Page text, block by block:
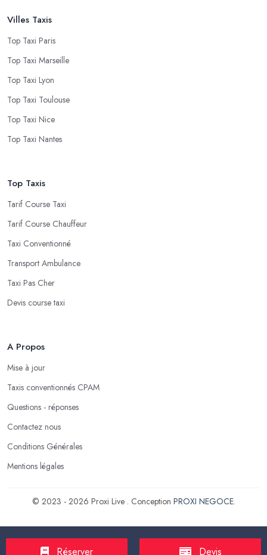
Villes Taxis
Top Taxi Paris
Top Taxi Marseille
Top Taxi Lyon
Top Taxi Toulouse
Top Taxi Nice
Top Taxi Nantes
Top Taxis
Tarif Course Taxi
Tarif Course Chauffeur
Taxi Conventionné
Transport Ambulance
Taxi Pas Cher
Devis course taxi
A Propos
Mise à jour
Taxis conventionnés CPAM
Questions - réponses
Contactez nous
Conditions Générales
Mentions légales
© 2023 - 2026 Proxi Live . Conception PROXI NEGOCE.
Réserver Devis